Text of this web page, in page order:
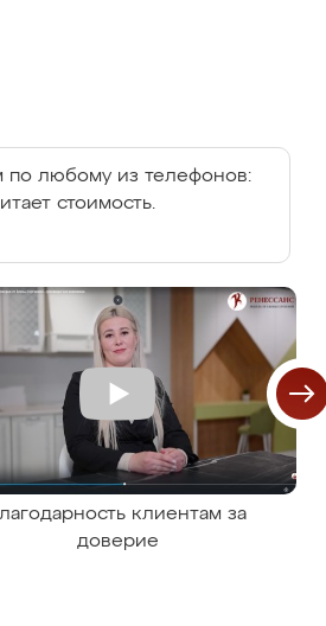
по любому из телефонов:
стоимость.
клиентам за
доверие